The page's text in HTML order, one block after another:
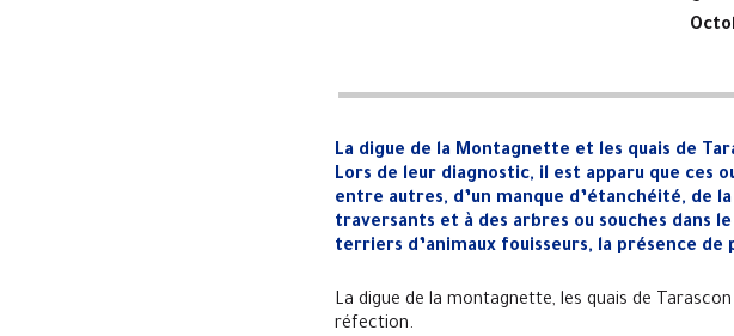
La digue de la Montagnette et les quais de
Lors de leur diagnostic, il est apparu que ces
entre autres, d’un manque d’étanchéité, de
traversants et à des arbres ou souches dans
terriers d’animaux fouisseurs, la présence de
La digue de la montagnette, les quais de
réfection.